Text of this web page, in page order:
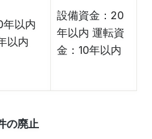
年以内
以内
設備資金：20
年以内 運転資
金：10年以内
の廃止